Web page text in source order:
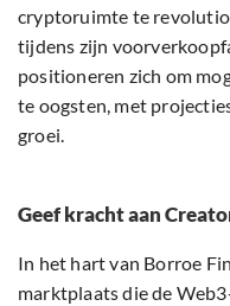
cryptoruimte te
tijdens zijn
positioneren zich om
te oogsten, met
groei.
Geef kracht aan
In het hart van Borroe
marktplaats die de